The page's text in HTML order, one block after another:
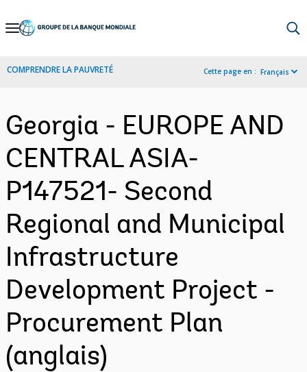
Skip
Navigation
COMPRENDRE LA PAUVRETÉ Cette page en : Français
Georgia - EUROPE AND
CENTRAL ASIA-
P147521- Second
Regional and Municipal
Infrastructure
Development Project -
Procurement Plan
(anglais)